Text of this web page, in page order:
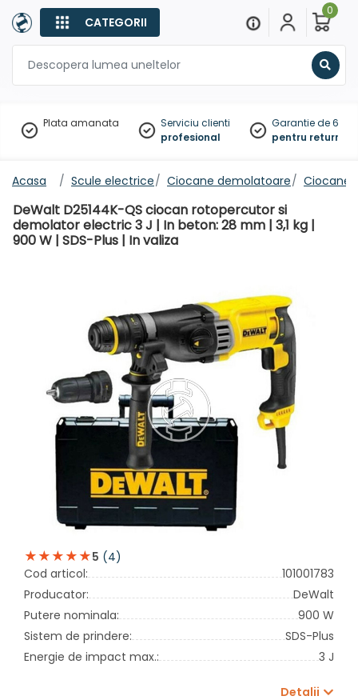
CATEGORII
0
Plata amanata
Serviciu clienti
profesional
Garantie de 60
pentru
Acasa Scule electrice Ciocane demolatoare Ciocane
DeWalt D25144K-QS ciocan rotopercutor si
demolator electric 3 J | In beton: 28 mm | 3,1 kg |
900 W | SDS-Plus | In valiza
5 (4)
Cod articol:
101001783
Producator:
DeWalt
Putere nominala:
900 W
Sistem de prindere:
SDS-Plus
Energie de impact max.:
3 J
Detalii